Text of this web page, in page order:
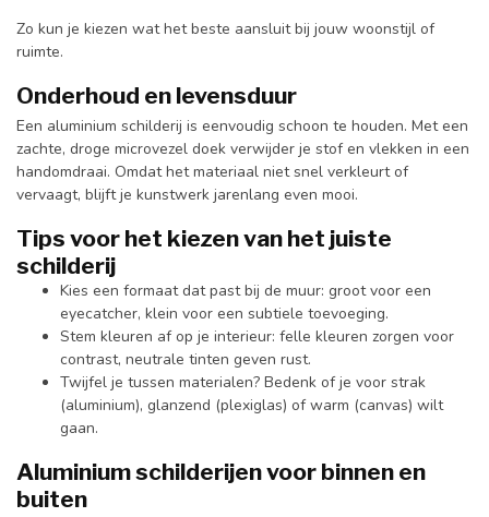
Zo kun je kiezen wat het beste aansluit bij jouw woonstijl of
ruimte.
Onderhoud en levensduur
Een aluminium schilderij is eenvoudig schoon te houden. Met een
zachte, droge microvezel doek verwijder je stof en vlekken in een
handomdraai. Omdat het materiaal niet snel verkleurt of
vervaagt, blijft je kunstwerk jarenlang even mooi.
Tips voor het kiezen van het juiste
schilderij
Kies een formaat dat past bij de muur: groot voor een
eyecatcher, klein voor een subtiele toevoeging.
Stem kleuren af op je interieur: felle kleuren zorgen voor
contrast, neutrale tinten geven rust.
Twijfel je tussen materialen? Bedenk of je voor strak
(aluminium), glanzend (plexiglas) of warm (canvas) wilt
gaan.
Aluminium schilderijen voor binnen en
buiten